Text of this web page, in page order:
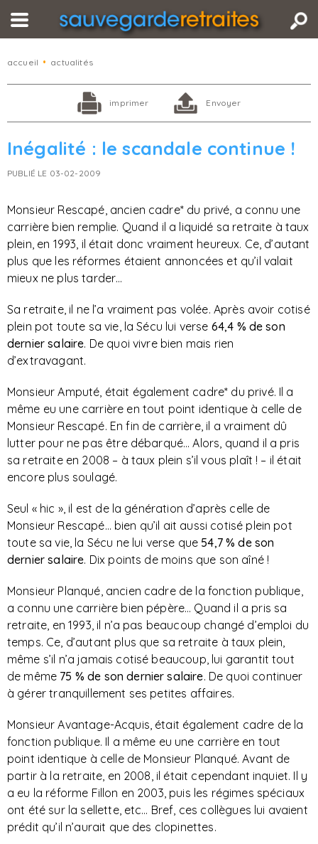
accueil • actualités
imprimer Envoyer
Inégalité : le scandale continue !
PUBLIÉ LE 03-02-2009
Monsieur Rescapé, ancien cadre* du privé, a connu une
carrière bien remplie. Quand il a liquidé sa retraite à taux
plein, en 1993, il était donc vraiment heureux. Ce, d’autant
plus que les réformes étaient annoncées et qu’il valait
mieux ne plus tarder…
Sa retraite, il ne l’a vraiment pas volée. Après avoir cotisé
plein pot toute sa vie, la Sécu lui verse 64,4 % de son
dernier salaire. De quoi vivre bien mais rien
d’extravagant.
Monsieur Amputé, était également cadre* du privé. Il a
même eu une carrière en tout point identique à celle de
Monsieur Rescapé. En fin de carrière, il a vraiment dû
lutter pour ne pas être débarqué… Alors, quand il a pris
sa retraite en 2008 – à taux plein s’il vous plaît ! – il était
encore plus soulagé.
Seul « hic », il est de la génération d’après celle de
Monsieur Rescapé… bien qu’il ait aussi cotisé plein pot
toute sa vie, la Sécu ne lui verse que 54,7 % de son
dernier salaire. Dix points de moins que son aîné !
Monsieur Planqué, ancien cadre de la fonction publique,
a connu une carrière bien pépère… Quand il a pris sa
retraite, en 1993, il n’a pas beaucoup changé d’emploi du
temps. Ce, d’autant plus que sa retraite à taux plein,
même s’il n’a jamais cotisé beaucoup, lui garantit tout
de même 75 % de son dernier salaire. De quoi continuer
à gérer tranquillement ses petites affaires.
Monsieur Avantage-Acquis, était également cadre de la
fonction publique. Il a même eu une carrière en tout
point identique à celle de Monsieur Planqué. Avant de
partir à la retraite, en 2008, il était cependant inquiet. Il y
a eu la réforme Fillon en 2003, puis les régimes spéciaux
ont été sur la sellette, etc… Bref, ces collègues lui avaient
prédit qu’il n’aurait que des clopinettes.